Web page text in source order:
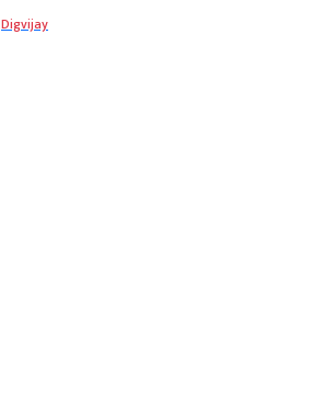
Digvijay